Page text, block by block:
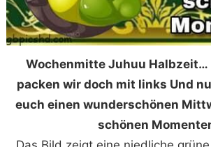
Wochenmitte Juhuu Halbzeit…
packen wir doch mit links Und
euch einen wunderschönen
schönen